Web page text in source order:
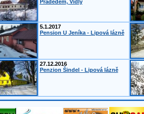
Pradědem, Vidly
5.1.2017
Pension U Jeníka - Lipová lázně
27.12.2016
Penzion Šindel - Lipová lázně